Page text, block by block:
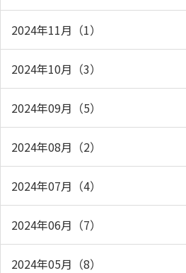
2024年11月（1）
2024年10月（3）
2024年09月（5）
2024年08月（2）
2024年07月（4）
2024年06月（7）
2024年05月（8）